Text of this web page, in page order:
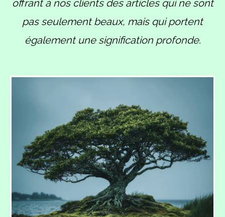
offrant à nos clients des articles qui ne sont
pas seulement beaux, mais qui portent
également une signification profonde.